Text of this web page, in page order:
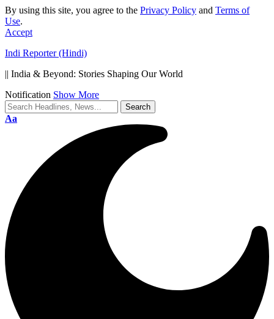
By using this site, you agree to the Privacy Policy and Terms of
Use.
Accept
Indi Reporter (Hindi)
|| India & Beyond: Stories Shaping Our World
Notification Show More
Font
Aa